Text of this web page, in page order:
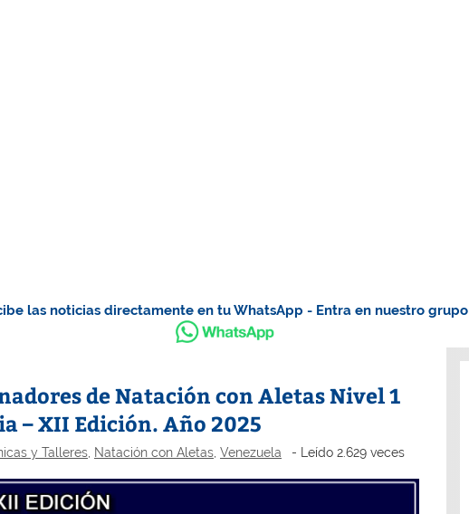
las noticias directamente en tu WhatsApp - Entra en nuestro grupo
de Natación con Aletas Nivel 1
– XII Edición. Año 2025
y Talleres, Natación con Aletas, Venezuela - Leído 2.629 veces